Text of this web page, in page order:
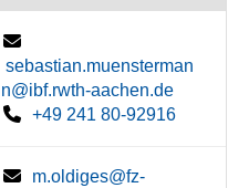
sebastian.muensterman
n@ibf.rwth-aachen.de
+49 241 80-92916
m.oldiges@fz-